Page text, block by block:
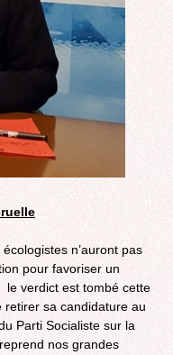
n’auront pas
pour favoriser un
le verdict est tombé cette
retirer sa candidature au
Parti Socialiste sur la
nos grandes